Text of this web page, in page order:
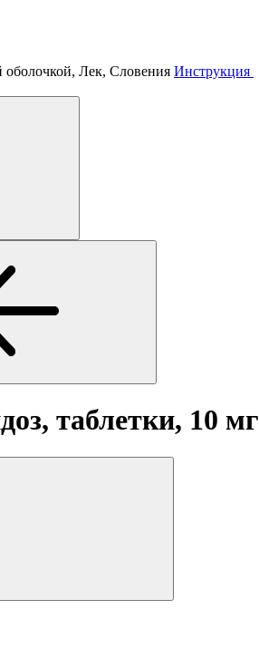
Лек, Словения Инструкция
таблетки, 10 мг